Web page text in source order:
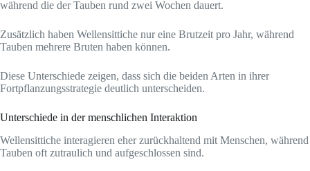
während die der Tauben rund zwei Wochen dauert.
Zusätzlich haben Wellensittiche nur eine Brutzeit pro Jahr, während
Tauben mehrere Bruten haben können.
Diese Unterschiede zeigen, dass sich die beiden Arten in ihrer
Fortpflanzungsstrategie deutlich unterscheiden.
Unterschiede in der menschlichen Interaktion
Wellensittiche interagieren eher zurückhaltend mit Menschen, während
Tauben oft zutraulich und aufgeschlossen sind.